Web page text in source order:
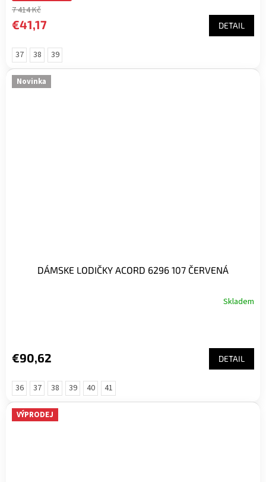
7 414 Kč
€41,17 DETAIL
37 38 39
Novinka
DÁMSKE LODIČKY ACORD 6296 107 ČERVENÁ
Skladem
€90,62 DETAIL
36 37 38 39 40 41
VÝPRODEJ